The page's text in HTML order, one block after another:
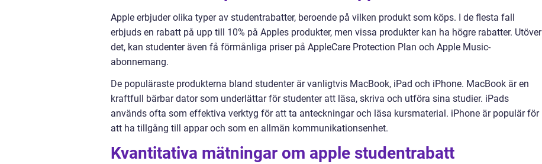
Apple erbjuder olika typer av studentrabatter, beroende på vilken produkt som köps. I de flesta fall
erbjuds en rabatt på upp till 10% på Apples produkter, men vissa produkter kan ha högre rabatter. Utöver
det, kan studenter även få förmånliga priser på AppleCare Protection Plan och Apple Music-
abonnemang.
De populäraste produkterna bland studenter är vanligtvis MacBook, iPad och iPhone. MacBook är en
kraftfull bärbar dator som underlättar för studenter att läsa, skriva och utföra sina studier. iPads
används ofta som effektiva verktyg för att ta anteckningar och läsa kursmaterial. iPhone är populär för
att ha tillgång till appar och som en allmän kommunikationsenhet.
Kvantitativa mätningar om apple studentrabatt